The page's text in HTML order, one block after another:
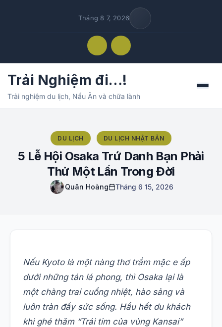
Tháng 8 7, 2026
Trải Nghiệm đi…!
Trải nghiệm du lịch, Nấu Ăn và chữa lành
Menu
DU LỊCH DU LỊCH NHẬT BẢN
5 Lễ Hội Osaka Trứ Danh Bạn Phải
Thử Một Lần Trong Đời
Quân Hoàng Tháng 6 15, 2026
Nếu Kyoto là một nàng thơ trầm mặc e ấp
dưới những tán lá phong, thì Osaka lại là
một chàng trai cuồng nhiệt, hào sảng và
luôn tràn đầy sức sống. Hầu hết du khách
khi ghé thăm “Trái tim của vùng Kansai”